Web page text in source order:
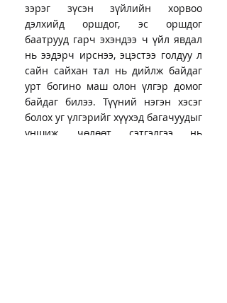
зэрэг зүсэн зүйлийн хорвоо
дэлхийд оршдог, эс оршдог
баатрууд гарч эхэндээ ч үйл явдал
нь ээдэрч ирснээ, эцэстээ голдуу л
сайн сайхан тал нь дийлж байдаг
урт богино маш олон үлгэр домог
байдаг билээ. Түүний нэгэн хэсэг
болох уг үлгэрийг хүүхэд багачуудыг
уншиж, чөлөөт сэтгэлгээ нь